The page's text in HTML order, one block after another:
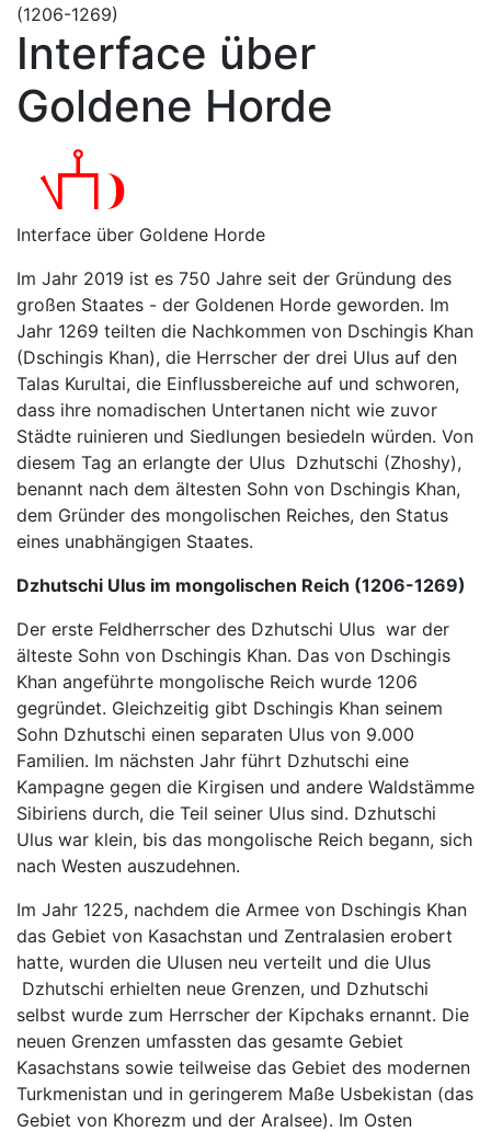
(1206-1269)
Interface über
Goldene Horde
Interface über Goldene Horde
Im Jahr 2019 ist es 750 Jahre seit der Gründung des
großen Staates - der Goldenen Horde geworden. Im
Jahr 1269 teilten die Nachkommen von Dschingis Khan
(Dschingis Khan), die Herrscher der drei Ulus auf den
Talas Kurultai, die Einflussbereiche auf und schworen,
dass ihre nomadischen Untertanen nicht wie zuvor
Städte ruinieren und Siedlungen besiedeln würden. Von
diesem Tag an erlangte der Ulus Dzhutschi (Zhoshy),
benannt nach dem ältesten Sohn von Dschingis Khan,
dem Gründer des mongolischen Reiches, den Status
eines unabhängigen Staates.
Dzhutschi Ulus im mongolischen Reich (1206-1269)
Der erste Feldherrscher des Dzhutschi Ulus war der
älteste Sohn von Dschingis Khan. Das von Dschingis
Khan angeführte mongolische Reich wurde 1206
gegründet. Gleichzeitig gibt Dschingis Khan seinem
Sohn Dzhutschi einen separaten Ulus von 9.000
Familien. Im nächsten Jahr führt Dzhutschi eine
Kampagne gegen die Kirgisen und andere Waldstämme
Sibiriens durch, die Teil seiner Ulus sind. Dzhutschi
Ulus war klein, bis das mongolische Reich begann, sich
nach Westen auszudehnen.
Im Jahr 1225, nachdem die Armee von Dschingis Khan
das Gebiet von Kasachstan und Zentralasien erobert
hatte, wurden die Ulusen neu verteilt und die Ulus
Dzhutschi erhielten neue Grenzen, und Dzhutschi
selbst wurde zum Herrscher der Kipchaks ernannt. Die
neuen Grenzen umfassten das gesamte Gebiet
Kasachstans sowie teilweise das Gebiet des modernen
Turkmenistan und in geringerem Maße Usbekistan (das
Gebiet von Khorezm und der Aralsee). Im Osten